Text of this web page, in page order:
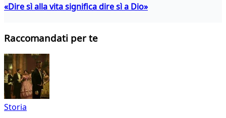
«Dire sì alla vita significa dire sì a Dio»
Raccomandati per te
Storia